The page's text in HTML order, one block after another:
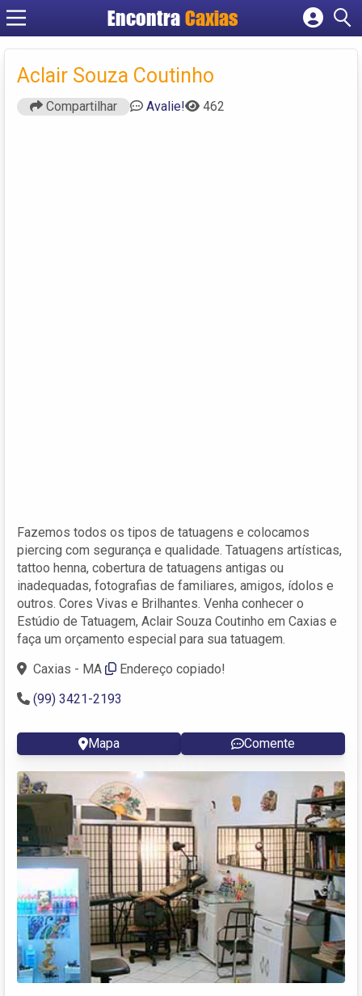
EncontraCaxias
Cadastrar empresa
Criar conta
Aclair Souza Coutinho
Compartilhar Avalie! 462
Fazemos todos os tipos de tatuagens e colocamos
piercing com segurança e qualidade. Tatuagens artísticas,
tattoo henna, cobertura de tatuagens antigas ou
inadequadas, fotografias de familiares, amigos, ídolos e
outros. Cores Vivas e Brilhantes. Venha conhecer o
Estúdio de Tatuagem, Aclair Souza Coutinho em Caxias e
faça um orçamento especial para sua tatuagem.
Caxias - MA
Endereço copiado!
(99) 3421-2193
Mapa Comente